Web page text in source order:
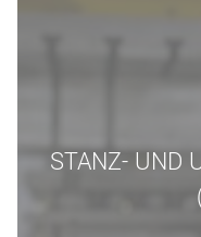
STANZ- UND